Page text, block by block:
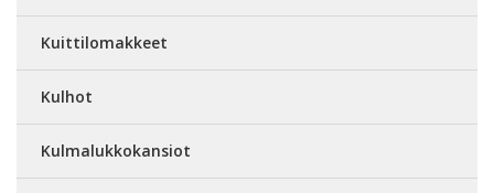
Kuittilomakkeet
Kulhot
Kulmalukkokansiot